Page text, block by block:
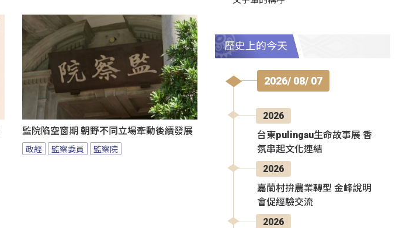
監院陷空窗期 朝野不同立場牽動後續發展
政經 監察委員 監察院
歷史上的今天
2026/ 08/ 07
2026
台東pulingau生命故事展 香
氛串起文化連結
2026
嘉蘭村拚農業轉型 金峰說明
會促經驗交流
2026